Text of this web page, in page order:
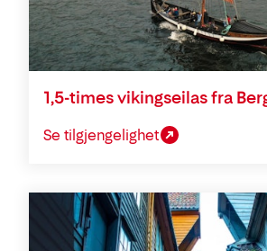
1,5-times vikingseilas fra
Se tilgjengelighet